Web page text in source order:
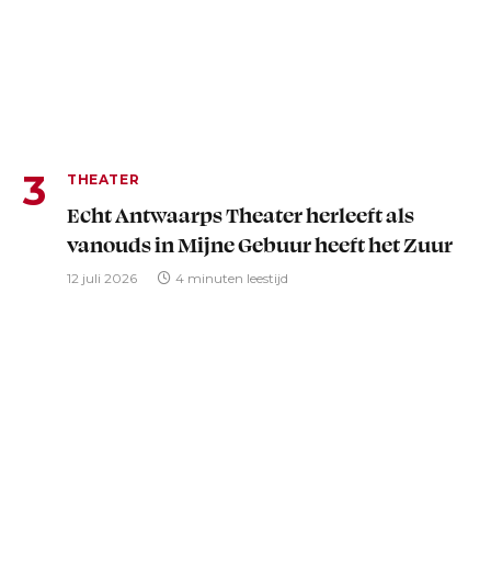
THEATER
Echt Antwaarps Theater herleeft als
vanouds in Mijne Gebuur heeft het Zuur
12 juli 2026 4 minuten leestijd